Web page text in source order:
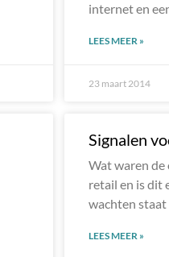
internet en
LEES MEER »
23 maart 2014
Signalen
Wat waren
retail en is dit
wachten staat
LEES MEER »